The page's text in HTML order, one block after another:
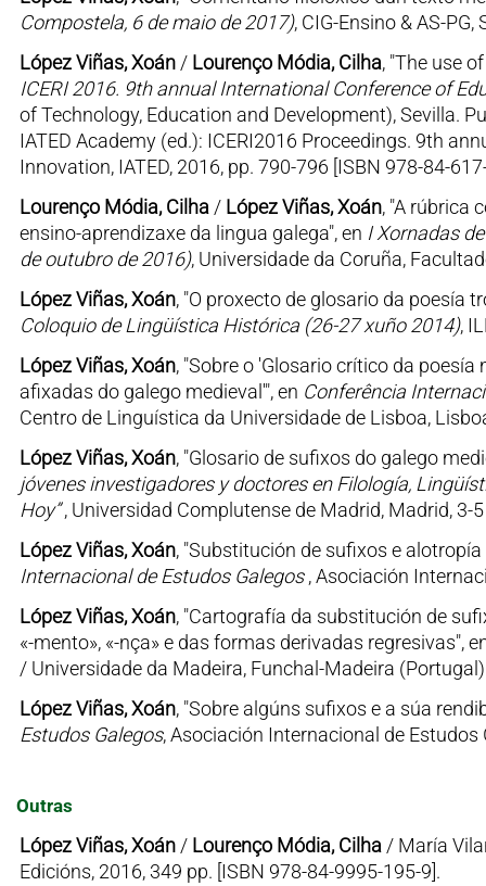
Compostela, 6 de maio de 2017), CIG-Ensino & AS-
López Viñas, Xoán/ Lourenço Módia, Cilha, "The use
ICERI 2016. 9th annual International Conference of
of Technology, Education and Development), Sevilla.
IATED Academy (ed.): ICERI2016 Proceedings. 9th
Innovation, IATED, 2016, pp. 790-796 [ISBN 978-84-
Lourenço Módia, Cilha / López Viñas, Xoán, "A rúbrica
ensino-aprendizaxe da lingua galega", en I Xornadas
de outubro de 2016), Universidade da Coruña,
López Viñas, Xoán, "O proxecto de glosario da poesía
Coloquio de Lingüística Histórica (26-27 xuño 2014),
López Viñas, Xoán, "Sobre o 'Glosario crítico da
afixadas do galego medieval'", en Conferência
Centro de Linguística da Universidade de Lisboa,
López Viñas, Xoán, "Glosario de sufixos do galego
jóvenes investigadores y doctores en Filología,
Hoy”, Universidad Complutense de Madrid, Madrid, 3-
López Viñas, Xoán, "Substitución de sufixos e
Internacional de Estudos Galegos, Asociación
López Viñas, Xoán, "Cartografía da substitución de
«-mento», «-nça» e das formas derivadas regresivas",
/ Universidade da Madeira, Funchal-Madeira
López Viñas, Xoán, "Sobre algúns sufixos e a súa
Estudos Galegos, Asociación Internacional de Estudos
Outras
López Viñas, Xoán/ Lourenço Módia, Cilha / María
Edicións, 2016, 349 pp. [ISBN 978-84-9995-195-9].